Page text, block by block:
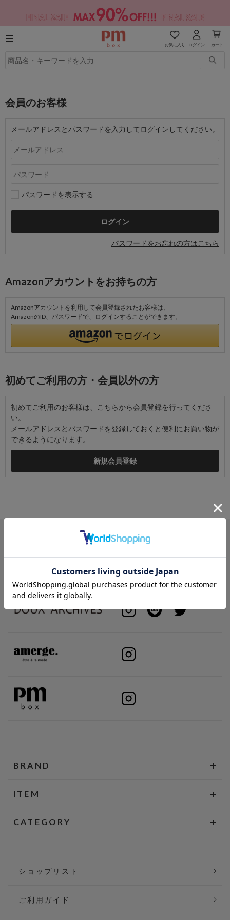
お気に入り ログイン カート
会員のお客様
メールアドレスとパスワードを入力してログインしてください。
パスワードを表示する
パスワードをお忘れの方はこちら
Amazonアカウントをお持ちの方
Amazonアカウントを利用して会員登録されたお客様は、
AmazonのID、パスワードで、ログインすることができます。
初めてご利用の方・会員以外の方
初めてご利用のお客様は、こちらから会員登録を行ってくださ
い。
メールアドレスとパスワードを登録しておくと便利にお買い物が
できるようになります。
BRAND
ITEM
CATEGORY
ショップリスト
ご利用ガイド